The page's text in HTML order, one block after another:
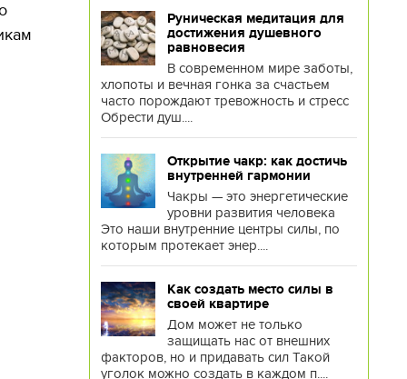
Руническая медитация для
достижения душевного
равновесия
В современном мире заботы,
хлопоты и вечная гонка за счастьем
часто порождают тревожность и стресс
Обрести душ....
Открытие чакр: как достичь
внутренней гармонии
Чакры — это энергетические
уровни развития человека
Это наши внутренние центры силы, по
которым протекает энер....
Как создать место силы в
своей квартире
Дом может не только
защищать нас от внешних
факторов, но и придавать сил Такой
уголок можно создать в каждом п....